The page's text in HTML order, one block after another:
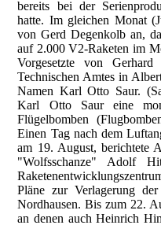
bereits bei der
hatte. Im gleichen Monat
von Gerd Degenkolb an,
auf 2.000 V2-Raketen im
Vorgesetzte von
Technischen Amtes in
Namen Karl Otto Saur.
Karl Otto Saur eine
Flügelbomben
Einen Tag nach dem
am 19. August, berichtete
"Wolfsschanze" Adolf
Pläne zur Verlagerung
Nordhausen. Bis zum 22.
an denen auch Heinrich